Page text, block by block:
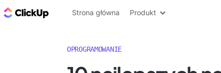
ClickUp Blog
Strona główna Produkt
OPROGRAMOWANIE